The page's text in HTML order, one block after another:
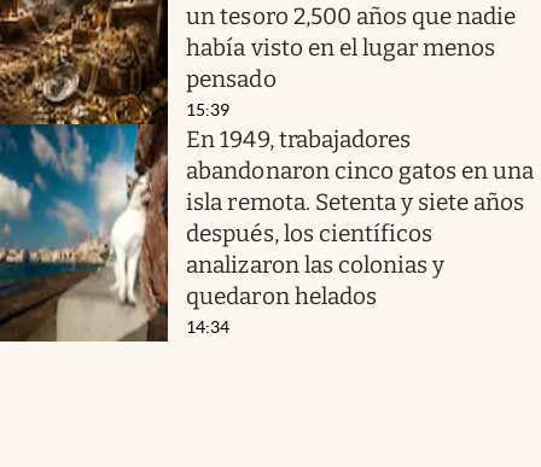
un tesoro 2,500 años que nadie
había visto en el lugar menos
pensado
15:39
En 1949, trabajadores
abandonaron cinco gatos en una
isla remota. Setenta y siete años
después, los científicos
analizaron las colonias y
quedaron helados
14:34